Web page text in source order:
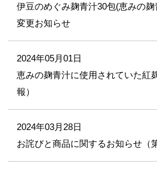
伊豆のめぐみ麹青汁30包(恵みの
変更お知らせ
2024年05月01日
恵みの麹青汁に使用されていた紅
報）
2024年03月28日
お詫びと商品に関するお知らせ（